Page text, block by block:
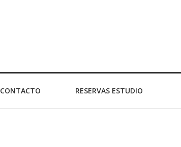
CONTACTO RESERVAS ESTUDIO